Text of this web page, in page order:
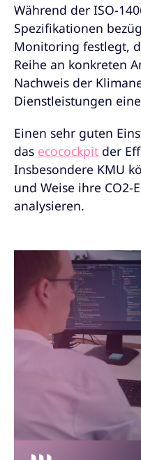
Während der ISO-
Spezifikationen
Monitoring festlegt,
Reihe an konkreten
Nachweis der
Dienstleistungen
Einen sehr guten
das ecocockpit der
Insbesondere KMU
und Weise ihre CO2-
analysieren.